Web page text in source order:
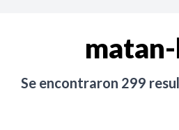
Se encontraron 299